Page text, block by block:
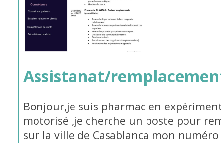
Assistanat/
Bonjour,je suis pharmacien
motorisé ,je cherche un poste pour
sur la ville de Casablanca mon